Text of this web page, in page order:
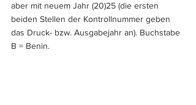
aber mit neuem Jahr (20)25 (die ersten
beiden Stellen der Kontrollnummer geben
das Druck- bzw. Ausgabejahr an). Buchstabe
B = Benin.